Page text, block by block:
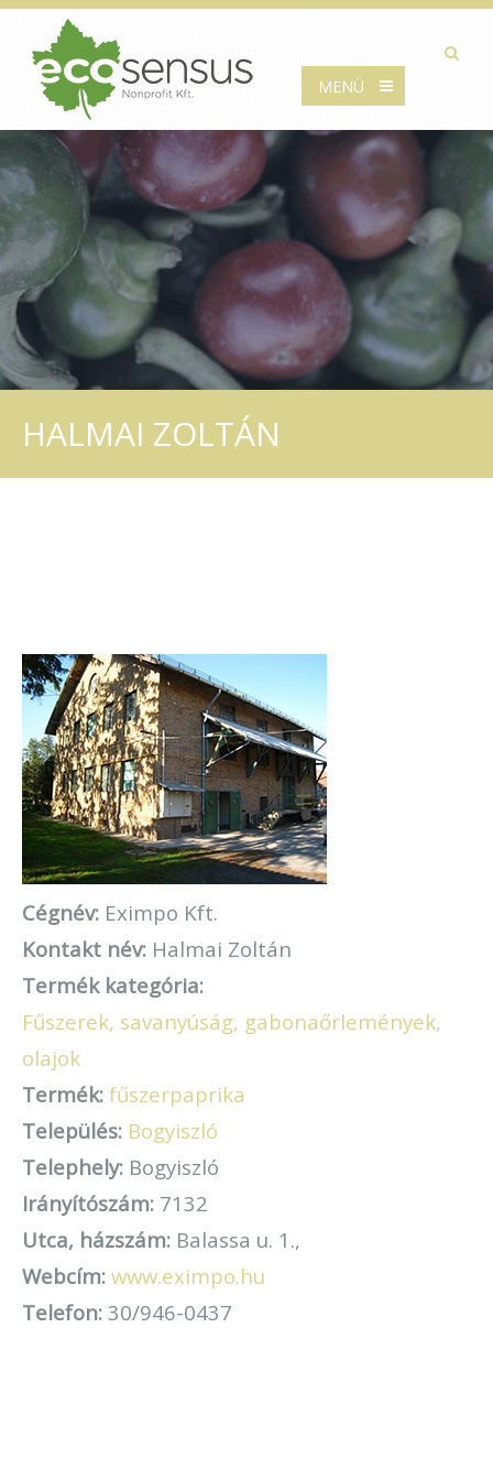
MENÜ
HALMAI ZOLTÁN
Cégnév: Eximpo Kft.
Kontakt név: Halmai Zoltán
Termék kategória:
Fűszerek, savanyúság, gabonaőrlemények,
olajok
Termék: fűszerpaprika
Település: Bogyiszló
Telephely: Bogyiszló
Irányítószám: 7132
Utca, házszám: Balassa u. 1.,
Webcím: www.eximpo.hu
Telefon: 30/946-0437